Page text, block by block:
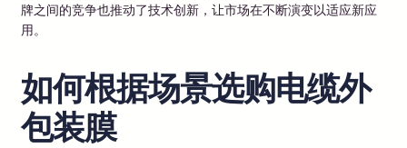
牌之间的竞争也推动了技术创新，让市场在不断演变以适应新应
用。
如何根据场景选购电缆外
包装膜